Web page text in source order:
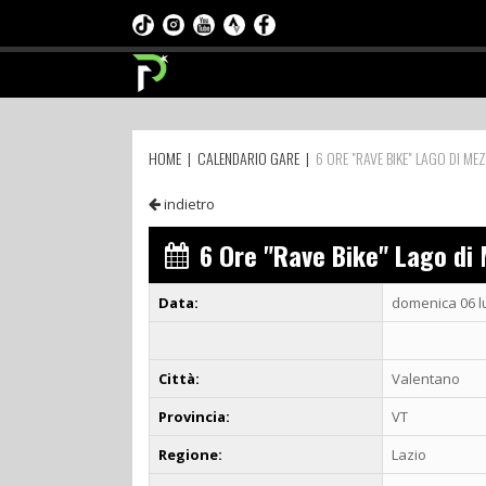
HOME | CALENDARIO GARE | 6 ORE "RAVE BIKE" LAGO DI
indietro
6 Ore "Rave Bike" Lago di
Data: domenica 06
Città:
Valentano
Provincia:
VT
Regione:
Lazio